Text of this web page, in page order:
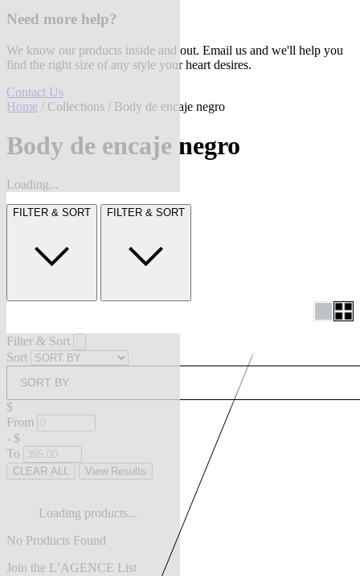
Need more help?
We know our products inside and out. Email us and we'll help you
find the right size of any style your heart desires.
Contact Us
Home / Collections / Body de encaje negro
Body de encaje negro
Loading...
FILTER & SORT FILTER & SORT
Filter & Sort
Sort
SORT BY
$
From
- $
To
CLEAR ALL View Results
Loading products...
No Products Found
Join the L’AGENCE List